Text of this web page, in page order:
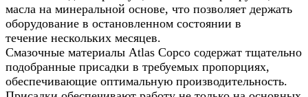
масла на минеральной основе, что позволяет держать
оборудование в остановленном состоянии в
течение нескольких месяцев.
Смазочные материалы Atlas Copco содержат тщательно
подобранные присадки в требуемых пропорциях,
обеспечивающие оптимальную производительность.